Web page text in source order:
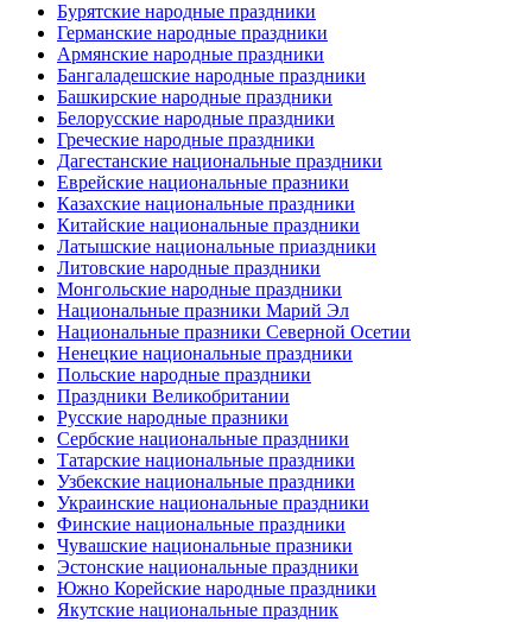
Бурятские народные праздники
Германские народные праздники
Армянские народные праздники
Бангаладешские народные праздники
Башкирские народные праздники
Белорусские народные праздники
Греческие народные праздники
Дагестанские национальные праздники
Еврейские национальные празники
Казахские национальные праздники
Китайские национальные праздники
Латышские национальные приаздники
Литовские народные праздники
Монгольские народные праздники
Национальные празники Марий Эл
Национальные празники Северной Осетии
Ненецкие национальные праздники
Польские народные праздники
Праздники Великобритании
Русские народные празники
Сербские национальные праздники
Татарские национальные праздники
Узбекские национальные праздники
Украинские национальные праздники
Финские национальные праздники
Чувашские национальные празники
Эстонские национальные праздники
Южно Корейские народные праздники
Якутские национальные праздник